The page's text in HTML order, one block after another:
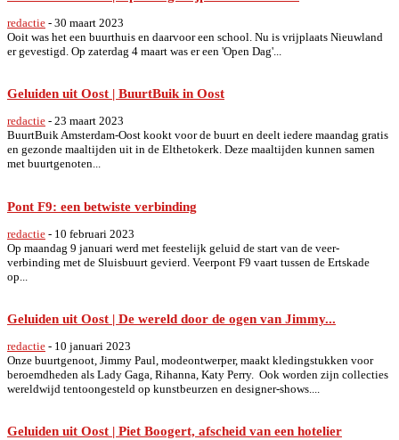
redactie - 30 maart 2023
Ooit was het een buurthuis en daarvoor een school. Nu is vrijplaats Nieuwland
er gevestigd. Op zaterdag 4 maart was er een 'Open Dag'...
Geluiden uit Oost | BuurtBuik in Oost
redactie - 23 maart 2023
BuurtBuik Amsterdam-Oost kookt voor de buurt en deelt iedere maandag gratis
en gezonde maaltijden uit in de Elthetokerk. Deze maaltijden kunnen samen
met buurtgenoten...
Pont F9: een betwiste verbinding
redactie - 10 februari 2023
Op maandag 9 januari werd met feestelijk geluid de start van de veer-
verbinding met de Sluisbuurt gevierd. Veerpont F9 vaart tussen de Ertskade
op...
Geluiden uit Oost | De wereld door de ogen van Jimmy...
redactie - 10 januari 2023
Onze buurtgenoot, Jimmy Paul, modeontwerper, maakt kledingstukken voor
beroemdheden als Lady Gaga, Rihanna, Katy Perry. Ook worden zijn collecties
wereldwijd tentoongesteld op kunstbeurzen en designer-shows....
Geluiden uit Oost | Piet Boogert, afscheid van een hotelier